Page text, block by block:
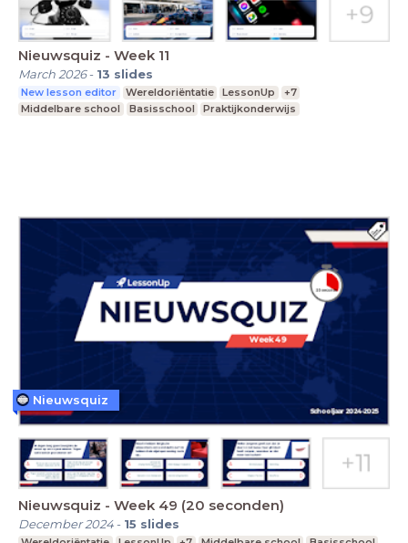
Nieuwsquiz - Week 11
March 2026- 13 slides
New lesson editor Wereldoriëntatie LessonUp
+7
Middelbare school
Basisschool Praktijkonderwijs
Nieuwsquiz - Week 49 (20 seconden)
December 2024- 15 slides
Nieuwsquiz